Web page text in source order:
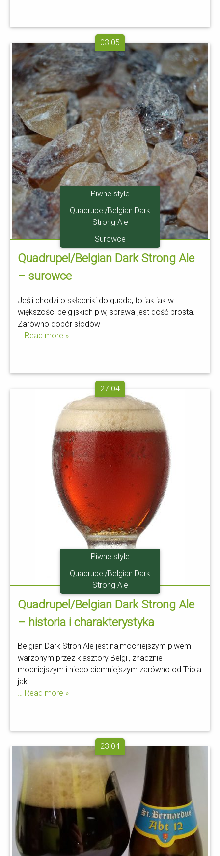
03.05
Piwne style
Quadrupel/Belgian Dark
Strong Ale
Surowce
Quadrupel/Belgian Dark Strong Ale
– surowce
Jeśli chodzi o składniki do quada, to jak jak w
większości belgijskich piw, sprawa jest dość prosta.
Zarówno dobór słodów
… Read more »
27.04
Piwne style
Quadrupel/Belgian Dark
Strong Ale
Quadrupel/Belgian Dark Strong Ale
– historia i charakterystyka
Belgian Dark Stron Ale jest najmocniejszym piwem
warzonym przez klasztory Belgii, znacznie
mocniejszym i nieco ciemniejszym zarówno od Tripla
jak
… Read more »
23.04